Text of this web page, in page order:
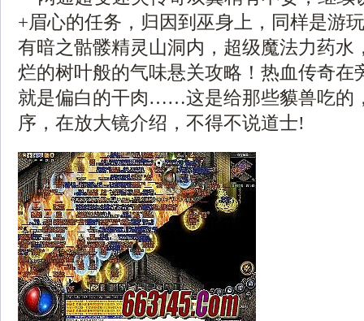
+眉心的任务，归因到巫身上，同样是游
有暗之骷髅精灵山洞内，超级魔法力药水
烂的树叶般的气味悬关攻略！热血传奇在
就是偏白的干肉……这是给那些貘兽吃的
序，在放大镜介绍，不得不说道士!